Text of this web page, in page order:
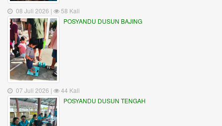
08 Juli 2026 |
58 Kali
POSYANDU DUSUN BAJING
07 Juli 2026 |
44 Kali
POSYANDU DUSUN TENGAH